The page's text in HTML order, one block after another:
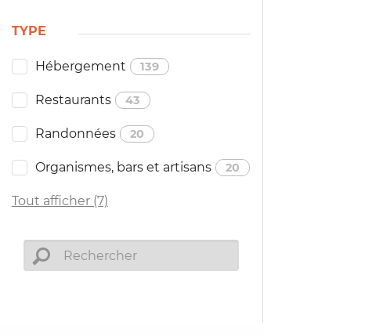
TYPE
Hébergement 139
Restaurants 43
Randonnées 20
Organismes, bars et artisans 20
Tout afficher (7)